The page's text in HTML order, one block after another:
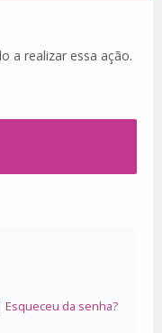
a realizar essa ação.
Esqueceu da senha?